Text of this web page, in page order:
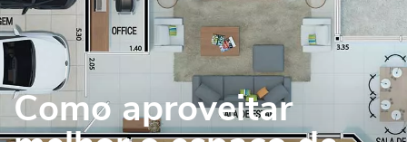
Como aproveitar